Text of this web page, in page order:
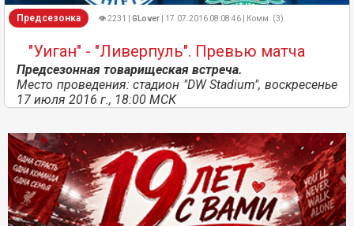
Предсезонка 👁 2231 | GLover | 17.07.2016 08:08:46 | Комм. (3)
"Уиган" - "Ливерпуль". Превью матча
Предсезонная товарищеская встреча.
Место проведения: стадион "DW Stadium", воскресенье
17 июля 2016 г., 18:00 МСК